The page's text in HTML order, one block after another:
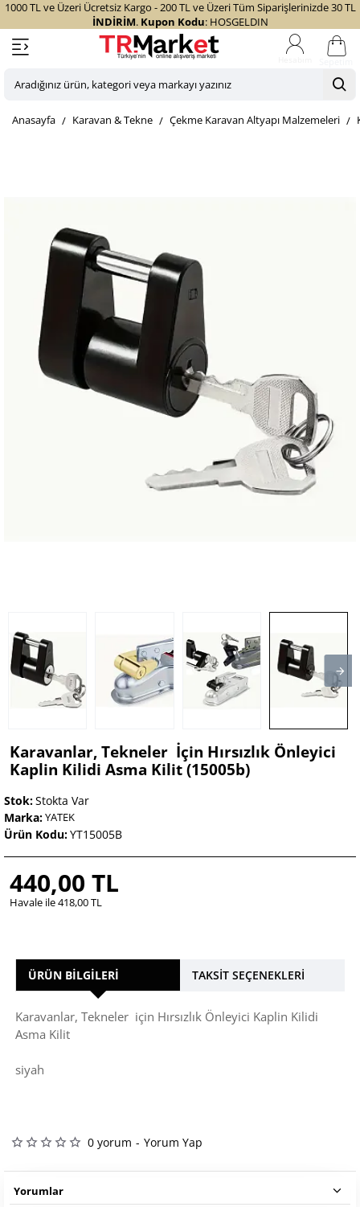
1000 TL ve Üzeri Ücretsiz Kargo - 200 TL ve Üzeri Tüm Siparişlerinizde 30 TL
İNDİRİM. Kupon Kodu: HOSGELDIN
Aradığınız
kategori
homeKaravan & Tekne Çekme Karavan Altyapı Malzemeleri
Karavanlar, Tekneler İçin Hırsızlık Önleyici
Kaplin Kilidi Asma Kilit (15005b)
Stok:Stokta Var
Marka:YATEK
Ürün Kodu:YT15005B
0 yorum - Yorum Yap
440,00 TL
Havale ile 418,00 TL
ÜRÜN BILGILERI TAKSIT SEÇENEKLERI
Karavanlar, Tekneler için Hırsızlık Önleyici Kaplin Kilidi
Asma Kilit
siyah
Yorumlar